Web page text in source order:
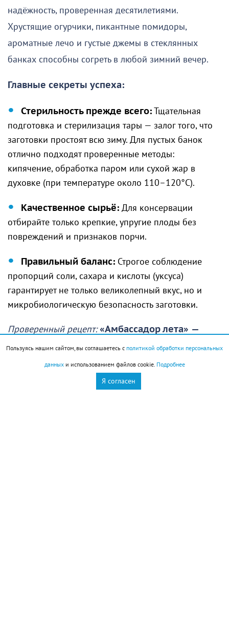
надёжность, проверенная десятилетиями.
Хрустящие огурчики, пикантные помидоры,
ароматные лечо и густые джемы в стеклянных
банках способны согреть в любой зимний вечер.
Главные секреты успеха:
Стерильность прежде всего:Тщательная
подготовка и стерилизация тары — залог того, что
заготовки простоят всю зиму. Для пустых банок
отлично подходят проверенные методы:
кипячение, обработка паром или сухой жар в
духовке (при температуре около 110–120°C).
Качественное сырьё: Для консервации
отбирайте только крепкие, упругие плоды без
повреждений и признаков порчи.
Правильный баланс: Строгое соблюдение
пропорций соли, сахара и кислоты (уксуса)
гарантирует не только великолепный вкус, но и
микробиологическую безопасность заготовки.
Проверенный рецепт:«Амбассадор лета» —
маринованные огурчики с листьями
смородины и хрена.
Приготовьте маринад: на 1 литр воды добавьте 1,5
Пользуясь нашим сайтом, вы соглашаетесь с политикой обработки персональных
данныхи использованием файлов cookie. Подробнее
Я согласен